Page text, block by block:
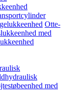
Otte-
med
med